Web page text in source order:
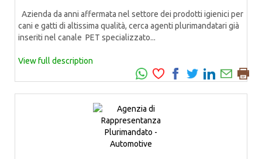
Azienda da anni affermata nel settore dei prodotti igienici per
cani e gatti di altissima qualità, cerca agenti plurimandatari già
inseriti nel canale PET specializzato...
View full description